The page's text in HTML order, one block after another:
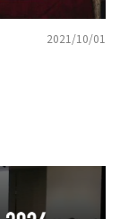
2021/10/01